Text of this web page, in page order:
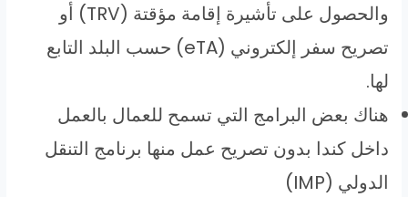
والحصول على تأشيرة إقامة مؤقتة (TRV) أو
تصريح سفر إلكتروني (eTA) حسب البلد التابع
لها.
هناك بعض البرامج التي تسمح للعمال بالعمل
داخل كندا بدون تصريح عمل منها برنامج التنقل
الدولي (IMP)